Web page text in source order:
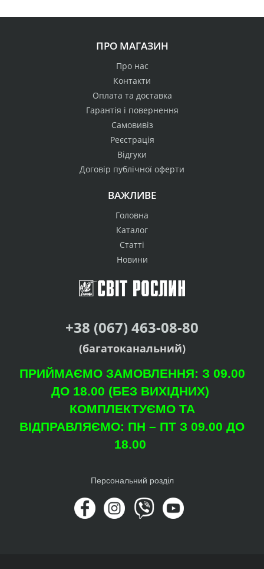
ПРО МАГАЗИН
Про нас
Контакти
Оплата та доставка
Гарантія і повернення
Самовивіз
Реєстрація
Відгуки
Договір публічної оферти
ВАЖЛИВЕ
Головна
Каталог
Статті
Новини
+38 (067) 463-08-80
(багатоканальний)
ПРИЙМАЄМО ЗАМОВЛЕННЯ: З 09.00
ДО 18.00 (БЕЗ ВИХІДНИХ)
КОМПЛЕКТУЄМО ТА
ВІДПРАВЛЯЄМО: ПН – ПТ З 09.00 ДО
18.00
Персональний розділ